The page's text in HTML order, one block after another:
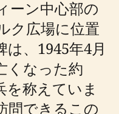
ーン中心部の
ク広場に位置
、1945年4月
くなった約
を称えていま
問できるこの